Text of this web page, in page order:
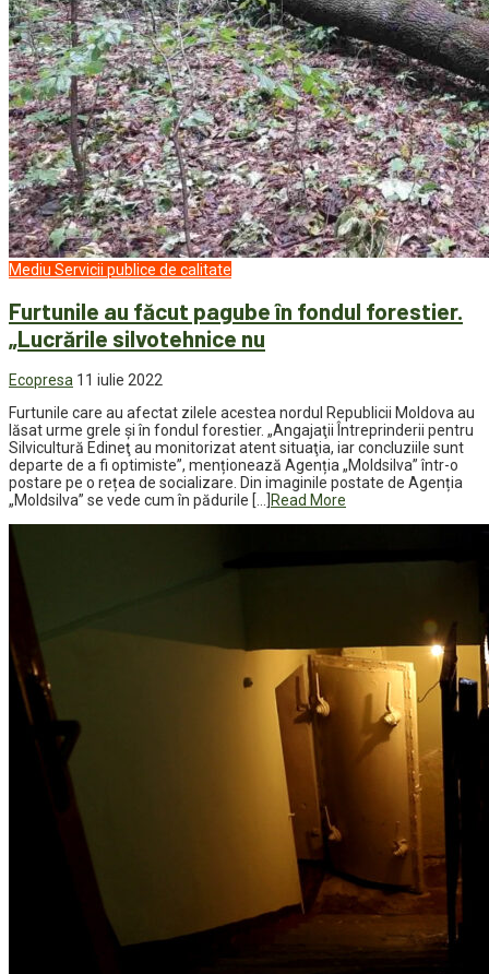
Mediu Servicii publice de calitate
Furtunile au făcut pagube în fondul forestier.
„Lucrările silvotehnice nu
Ecopresa 11 iulie 2022
Furtunile care au afectat zilele acestea nordul Republicii Moldova au
lăsat urme grele şi în fondul forestier. „Angajaţii Întreprinderii pentru
Silvicultură Edineţ au monitorizat atent situaţia, iar concluziile sunt
departe de a fi optimiste”, menționează Agenția „Moldsilva” într-o
postare pe o rețea de socializare. Din imaginile postate de Agenția
„Moldsilva” se vede cum în pădurile […]
Read More